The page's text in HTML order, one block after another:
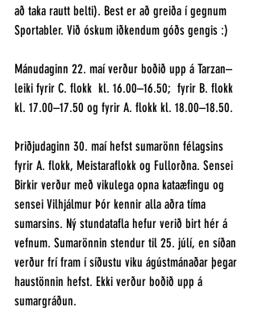
að taka rautt belti). Best er að greiða í gegnum
Sportabler. Við óskum iðkendum góðs gengis :)
Mánudaginn 22. maí verður boðið upp á Tarzan–
leiki fyrir C. flokk  kl. 16.00–16.50;  fyrir B. flokk
kl. 17.00–17.50 og fyrir A. flokk kl. 18.00–18.50.
Þriðjudaginn 30. maí hefst sumarönn félagsins
fyrir A. flokk, Meistaraflokk og Fullorðna. Sensei
Birkir verður með vikulega opna kataæfingu og
sensei Vilhjálmur Þór kennir alla aðra tíma
sumarsins. Ný stundatafla hefur verið birt hér á
vefnum. Sumarönnin stendur til 25. júlí, en síðan
verður frí fram í síðustu viku ágústmánaðar þegar
haustönnin hefst. Ekki verður boðið upp á
sumargráðun.